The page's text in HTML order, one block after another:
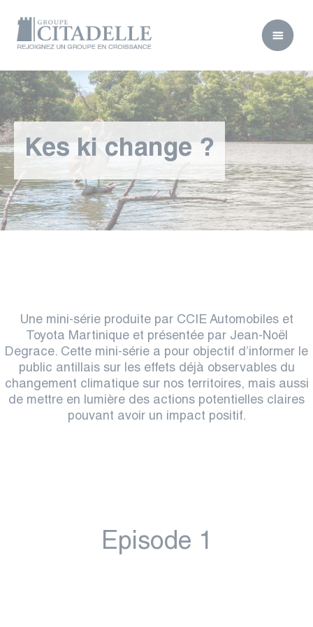
Kes ki change ?
Une mini-série produite par CCIE Automobiles et
Toyota Martiniqueet présentée par Jean-Noël
Degrace. Cette mini-série a pour objectif d’informer le
public antillais sur les effets déjà observables du
changement climatique sur nos territoires, mais aussi
de mettre en lumière des actions potentielles claires
pouvant avoir un impact positif.
Episode 1